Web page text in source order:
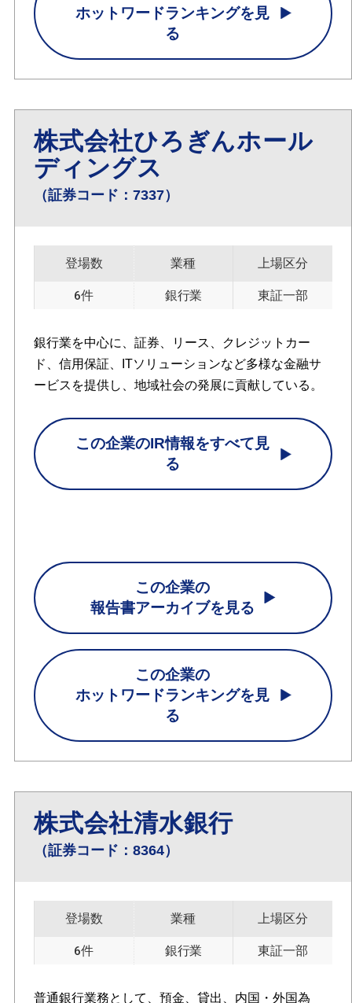
ホットワードランキングを見
る
株式会社ひろぎんホール
ディングス
（証券コード：7337）
登場数
6件
業種
銀行業
上場区分
東証一部
銀行業を中心に、証券、リース、クレジットカー
ド、信用保証、ITソリューションなど多様な金融サ
ービスを提供し、地域社会の発展に貢献している。
この企業のIR情報をすべて見
る
この企業の
報告書アーカイブを見る
この企業の
ホットワードランキングを見
る
株式会社清水銀行
（証券コード：8364）
登場数
6件
業種
銀行業
上場区分
東証一部
普通銀行業務として、預金、貸出、内国・外国為